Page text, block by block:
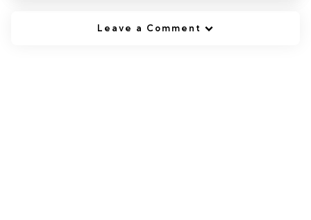
Leave a Comment